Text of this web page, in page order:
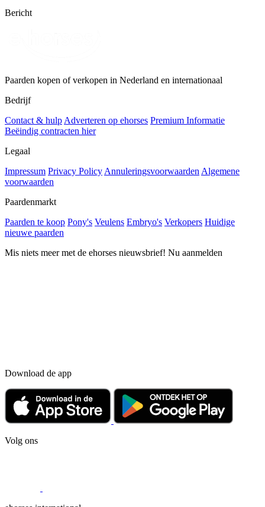
Bericht
Paarden kopen of verkopen in Nederland en internationaal
Bedrijf
Contact & hulp Adverteren op ehorses Premium Informatie
Beëindig contracten hier
Legaal
Impressum Privacy Policy Annuleringsvoorwaarden Algemene
voorwaarden
Paardenmarkt
Paarden te koop Pony's Veulens Embryo's Verkopers Huidige
nieuwe paarden
Mis niets meer met de ehorses nieuwsbrief! Nu aanmelden
Download de app
Volg ons